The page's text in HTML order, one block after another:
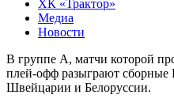
ХК «Трактор»
Медиа
Новости
В группе А, матчи которой
плей-офф разыграют
Швейцарии и Белоруссии.